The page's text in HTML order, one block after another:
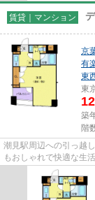
賃貸｜マンション
京
有
東
東
築
階
潮見駅周辺への引っ越
もおしゃれで快適な生
誇る駅近の物件となり、